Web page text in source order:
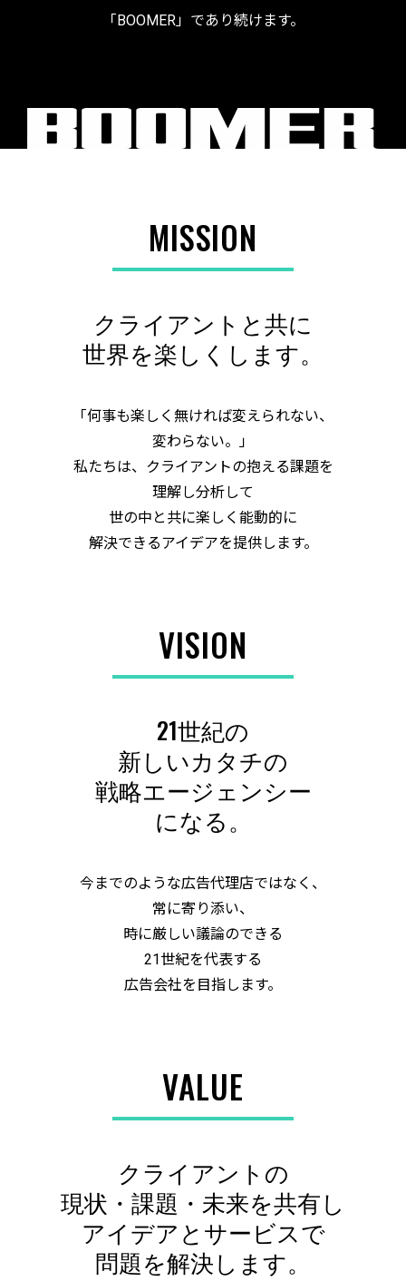
「BOOMER」であり続けます。
MISSION
クライアントと共に
世界を楽しくします。
「何事も楽しく無ければ変えられない、
変わらない。」
私たちは、クライアントの抱える課題を
理解し分析して
世の中と共に楽しく能動的に
解決できるアイデアを提供します。
VISION
21世紀の
新しいカタチの
戦略エージェンシー
になる。
今までのような広告代理店ではなく、
常に寄り添い、
時に厳しい議論のできる
21世紀を代表する
広告会社を目指します。
VALUE
クライアントの
現状・課題・未来を共有し
アイデアとサービスで
問題を解決します。